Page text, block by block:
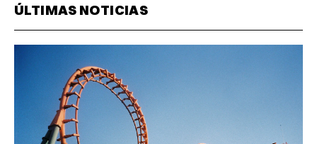
ÚLTIMAS NOTICIAS